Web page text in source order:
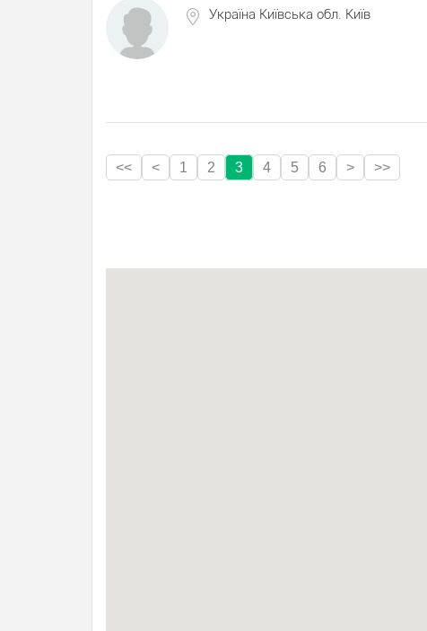
Україна Київська обл. Київ
<< < 1 2 3 4 5 6 > >>